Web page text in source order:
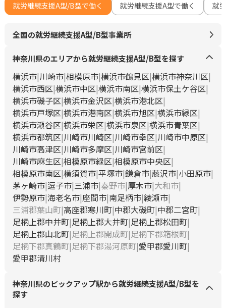
就労継続支援A型/B型で働く 就労継続支援A型で働く 就
全国の就労継続支援A型/B型事業所
神奈川県のエリアから就労継続支援A型/B型を探す
横浜市 川崎市 相模原市 横浜市鶴見区 横浜市神奈川区
横浜市西区 横浜市中区 横浜市南区 横浜市保土ケ谷区
横浜市磯子区 横浜市金沢区 横浜市港北区
横浜市戸塚区 横浜市港南区 横浜市旭区 横浜市緑区
横浜市瀬谷区 横浜市栄区 横浜市泉区 横浜市青葉区
横浜市都筑区 川崎市川崎区 川崎市幸区 川崎市中原区
川崎市高津区 川崎市多摩区 川崎市宮前区
川崎市麻生区 相模原市緑区 相模原市中央区
相模原市南区 横須賀市 平塚市 鎌倉市 藤沢市 小田原市
茅ヶ崎市 逗子市 三浦市 秦野市 厚木市 大和市
伊勢原市 海老名市 座間市 南足柄市 綾瀬市
三浦郡葉山町 高座郡寒川町 中郡大磯町 中郡二宮町
足柄上郡中井町 足柄上郡大井町 足柄上郡松田町
足柄上郡山北町 足柄上郡開成町 足柄下郡箱根町
足柄下郡真鶴町 足柄下郡湯河原町 愛甲郡愛川町
愛甲郡清川村
神奈川県のピックアップ駅から就労継続支援A型/B型を
探す